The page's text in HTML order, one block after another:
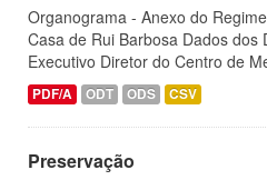
Organograma - Anexo do
Casa de Rui Barbosa Dados
Executivo Diretor do Centro de
PDF/A ODT ODS CSV
Preservação